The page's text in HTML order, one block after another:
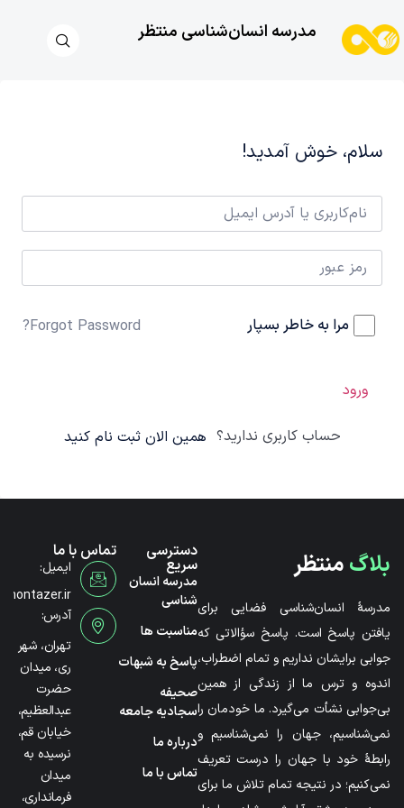
مدرسه انسان‌شناسی منتظر
سلام، خوش آمدید!
مرا به خاطر بسپار Forgot Password?
ورود
حساب کاربری ندارید؟ همین الان ثبت نام کنید
بلاگمنتظر
مدرسۀ انسان‌شناسی فضایی برای
یافتن پاسخ است. پاسخ سؤالاتی که
جوابی برایشان نداریم و تمام اضطراب،
اندوه و ترس ما از زندگی از همین
بی‌جوابی نشأت می‌گیرد. ما خودمان را
نمی‌شناسیم، جهان را نمی‌شناسیم و
رابطۀ خود با جهان را درست تعریف
نمی‌کنیم؛ در نتیجه تمام تلاش ما برای
دسترسی
سریع
مدرسه انسان
شناسی
مناسبت ها
پاسخ به شبهات
صحیفه
سجادیه جامعه
درباره ما
تماس با ما
تماس با ما
ایمیل:
آدرس:
تهران، شهر
ری، میدان
حضرت
عبدالعظیم،
خیابان قم،
نرسیده به
میدان
فرمانداری،